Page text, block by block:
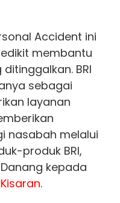
Accident ini
membantu
BRI
sebagai
layanan
nasabah melalui
produk BRI,
kepada
Kisaran.